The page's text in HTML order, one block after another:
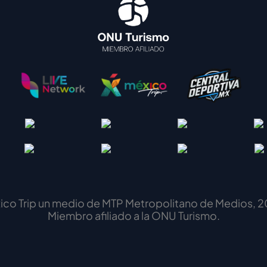
Trip un medio de MTP Metropolitano de Medios,
Miembro afiliado a la ONU Turismo.